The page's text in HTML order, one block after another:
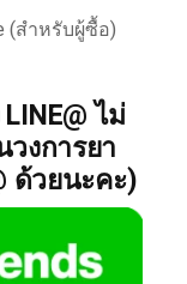
(สำหรับผู้ซื้อ)
ไม่
งการยา
ด้วยนะคะ)